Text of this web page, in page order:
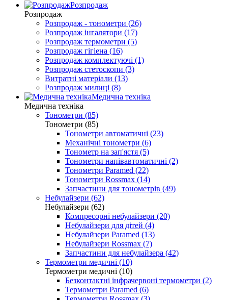
Розпродаж
Розпродаж
Розпродаж - тонометри (26)
Розпродаж інгалятори (17)
Розпродаж термометри (5)
Розпродаж гігіена (16)
Розпродаж комплектуючі (1)
Розпродаж стетоскопи (3)
Витратні матеріали (13)
Розпродаж милиці (8)
Медична техніка
Медична техніка
Тонометри (85)
Тонометри (85)
Тонометри автоматичні (23)
Механічні тонометри (6)
Тонометр на зап'ястя (5)
Тонометри напівавтоматичні (2)
Тонометри Paramed (22)
Тонометри Rossmax (14)
Запчастини для тонометрів (49)
Небулайзери (62)
Небулайзери (62)
Компресорні небулайзери (20)
Небулайзери для дітей (4)
Небулайзери Paramed (13)
Небулайзери Rossmax (7)
Запчастини для небулайзера (42)
Термометри медичні (10)
Термометри медичні (10)
Безконтактні інфрачервоні термометри (2)
Термометри Paramed (6)